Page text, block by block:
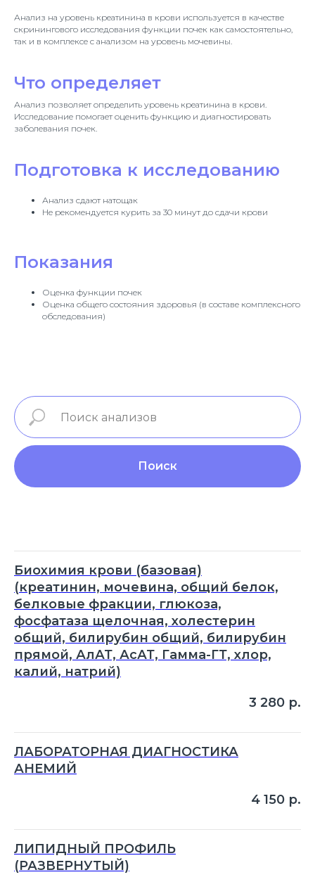
Анализ на уровень креатинина в крови используется в качестве
скринингового исследования функции почек как самостоятельно,
так и в комплексе с анализом на уровень мочевины.
Что определяет
Анализ позволяет определить уровень креатинина в крови.
Исследование помогает оценить функцию и диагностировать
заболевания почек.
Подготовка к исследованию
Анализ сдают натощак
Не рекомендуется курить за 30 минут до сдачи крови
Показания
Оценка функции почек
Оценка общего состояния здоровья (в составе комплексного
обследования)
Поиск
Биохимия крови (базовая)
(креатинин, мочевина, общий белок,
белковые фракции, глюкоза,
фосфатаза щелочная, холестерин
общий, билирубин общий, билирубин
прямой, АлАТ, АсАТ, Гамма-ГТ, хлор,
калий, натрий)
3 280 р.
ЛАБОРАТОРНАЯ ДИАГНОСТИКА
АНЕМИЙ
4 150 р.
ЛИПИДНЫЙ ПРОФИЛЬ
(РАЗВЕРНУТЫЙ)